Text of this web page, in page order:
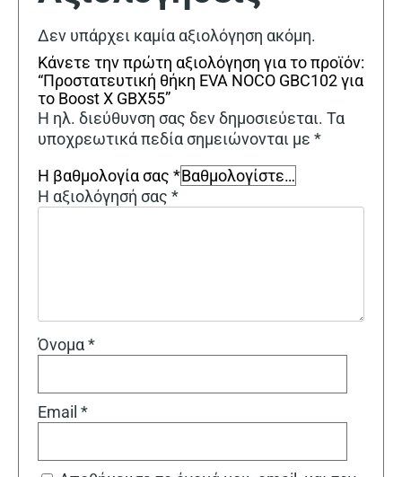
Δεν υπάρχει καμία αξιολόγηση ακόμη.
Κάνετε την πρώτη αξιολόγηση για το προϊόν:
“Προστατευτική θήκη EVA NOCO GBC102 για
το Boost X GBX55”
Η ηλ. διεύθυνση σας δεν δημοσιεύεται. Τα
υποχρεωτικά πεδία σημειώνονται με *
Η βαθμολογία σας *
Η αξιολόγησή σας *
Όνομα*
Email *